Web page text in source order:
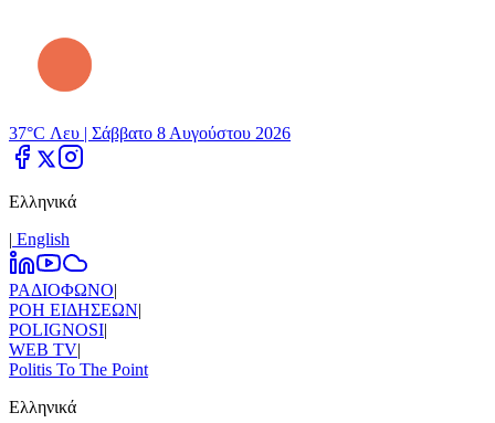
37°C Λευ | Σάββατο 8 Αυγούστου 2026
Ελληνικά
| Εnglish
ΡΑΔΙΟΦΩΝΟ|
ΡΟΗ ΕΙΔΗΣΕΩΝ|
POLIGNOSI|
WEB TV|
Politis To The Point
Ελληνικά